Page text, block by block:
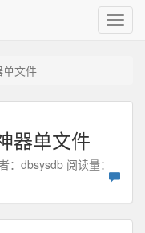
文件
器单文件
dbsysdb阅读量：